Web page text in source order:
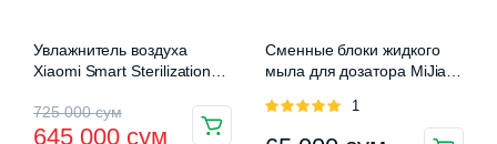
Увлажнитель воздуха
Xiaomi Smart Sterilization
725 000сум
645 000 сум
Сменные блоки жидкого
мыла для дозатора MiJia
Dispenser
Оценка
1